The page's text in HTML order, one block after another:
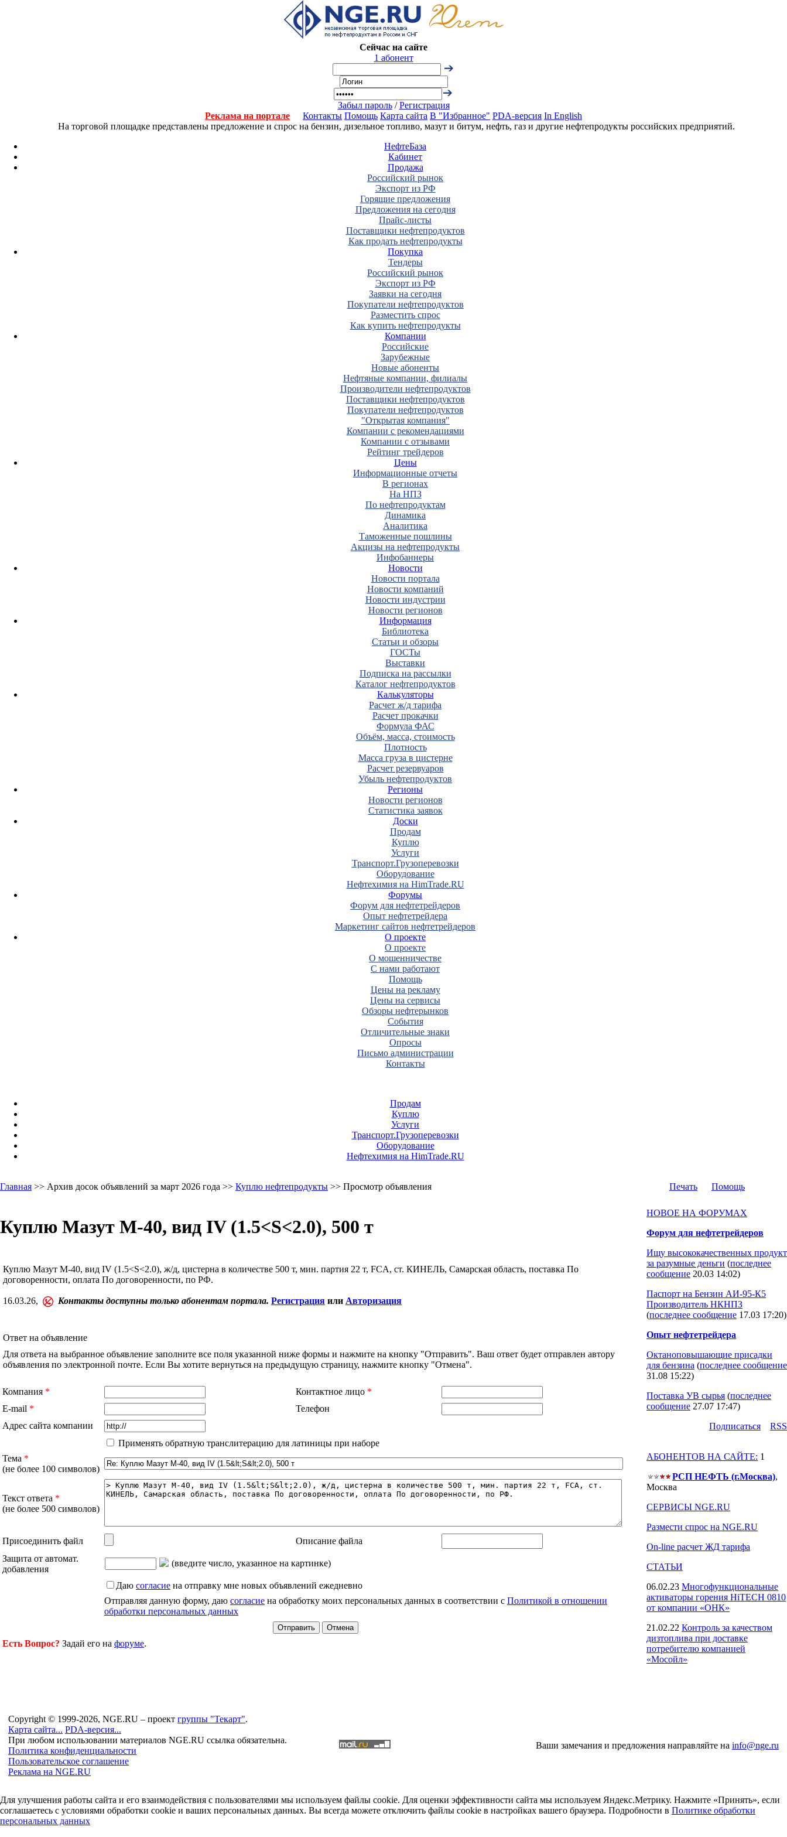
Сейчас на сайте
1 абонент
Забыл пароль/Регистрация
Реклама на портале
Контакты Помощь Карта сайта В "Избранное" PDA-версия In English
На торговой площадке представлены предложение и спрос на бензин, дизельное топливо, мазут и битум, нефть, газ и другие нефтепродукты российских предприятий.
НефтеБаза
Кабинет
Продажа
Российский рынок
Экспорт из РФ
Горящие предложения
Предложения на сегодня
Прайс-листы
Поставщики нефтепродуктов
Как продать нефтепродукты
Покупка
Тендеры
Российский рынок
Экспорт из РФ
Заявки на сегодня
Покупатели нефтепродуктов
Разместить спрос
Как купить нефтепродукты
Компании
Российские
Зарубежные
Новые абоненты
Нефтяные компании, филиалы
Производители нефтепродуктов
Поставщики нефтепродуктов
Покупатели нефтепродуктов
"Открытая компания"
Компании с рекомендациями
Компании с отзывами
Рейтинг трейдеров
Цены
Информационные отчеты
В регионах
На НПЗ
По нефтепродуктам
Динамика
Аналитика
Таможенные пошлины
Акцизы на нефтепродукты
Инфобаннеры
Новости
Новости портала
Новости компаний
Новости индустрии
Новости регионов
Информация
Библиотека
Статьи и обзоры
ГОСТы
Выставки
Подписка на рассылки
Каталог нефтепродуктов
Калькуляторы
Расчет ж/д тарифа
Расчет прокачки
Формула ФАС
Объём, масса, стоимость
Плотность
Масса груза в цистерне
Расчет резервуаров
Убыль нефтепродуктов
Регионы
Новости регионов
Статистика заявок
Доски
Продам
Куплю
Услуги
Транспорт.Грузоперевозки
Оборудование
Нефтехимия на HimTrade.RU
Форумы
Форум для нефтетрейдеров
Опыт нефтетрейдера
Маркетинг сайтов нефтетрейдеров
О проекте
О проекте
О мошенничестве
С нами работают
Помощь
Цены на рекламу
Цены на сервисы
Обзоры нефтерынков
События
Отличительные знаки
Опросы
Письмо администрации
Контакты
Продам
Куплю
Услуги
Транспорт.Грузоперевозки
Оборудование
Нефтехимия на HimTrade.RU
Главная >> Архив досок объявлений за март 2026 года >> Куплю нефтепродукты >> Просмотр объявления Печать Помощь
Куплю Мазут М-40, вид IV (1.5<S<2.0), 500 т
Куплю Мазут М-40, вид IV (1.5<S<2.0), ж/д, цистерна в количестве 500 т, мин. партия 22 т, FCA, ст. КИНЕЛЬ, Самарская область, поставка По
договоренности, оплата По договоренности, по РФ.
16.03.26, Контакты доступны только абонентам портала. Регистрация или Авторизация
Ответ на объявление
Для ответа на выбранное объявление заполните все поля указанной ниже формы и нажмите на кнопку "Отправить". Ваш ответ будет отправлен автору
объявления по электронной почте. Если Вы хотите вернуться на предыдущую страницу, нажмите кнопку "Отмена".
Компания * Контактное лицо *
E-mail *
Телефон
Адрес сайта компании
Применять обратную транслитерацию для латиницы при наборе
Тема *
(не более 100 символов)
Текст ответа *
(не более 500 символов)
Присоединить файл
Описание файла
Защита от автомат.
добавления
(введите число, указанное на картинке)
Даю согласие на отправку мне новых объявлений ежедневно
Отправляя данную форму, даю согласие на обработку моих персональных данных в соответствии с Политикой в отношении
обработки персональных данных
Есть Вопрос? Задай его на форуме.
НОВОЕ НА ФОРУМАХ
Форум для нефтетрейдеров
Ищу высококачественных продукт
за разумные деньги (последнее
сообщение 20.03 14:02)
Паспорт на Бензин АИ-95-К5
Производитель НКНПЗ
(последнее сообщение 17.03 17:20)
Опыт нефтетрейдера
Октаноповышающие присадки
для бензина (последнее сообщение
31.08 15:22)
Поставка УВ сырья (последнее
сообщение 27.07 17:47)
Подпиcаться
RSS
АБОНЕНТОВ НА САЙТЕ: 1
РСП НЕФТЬ (г.Москва),
Москва
СЕРВИСЫ NGE.RU
Размести спрос на NGE.RU
On-line расчет ЖД тарифа
СТАТЬИ
06.02.23 Многофункциональные
активаторы горения HiTECH 0810
от компании «ОНК»
21.02.22 Контроль за качеством
дизтоплива при доставке
потребителю компанией
«Мосойл»
Copyright © 1999-2026, NGE.RU – проект группы "Текарт".
Карта сайта... PDA-версия...
При любом использовании материалов NGE.RU ссылка обязательна.
Политика конфиденциальности
Пользовательское соглашение
Реклама на NGE.RU
Ваши замечания и предложения направляйте на info@nge.ru
Для улучшения работы сайта и его взаимодействия с пользователями мы используем файлы cookie. Для оценки эффективности сайта мы используем Яндекс.Метрику. Нажмите «Принять», если
соглашаетесь с условиями обработки cookie и ваших персональных данных. Вы всегда можете отключить файлы cookie в настройках вашего браузера. Подробности в Политике обработки
персональных данных